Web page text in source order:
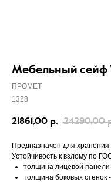
Мебельный сейф
ПРОМЕТ
1328
21861,00 р. 24290,00
Предназначен для
Устойчивость к взлому по
толщина лицевой
толщина боковых стенок